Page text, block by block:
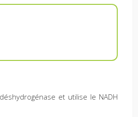
et utilise le NADH